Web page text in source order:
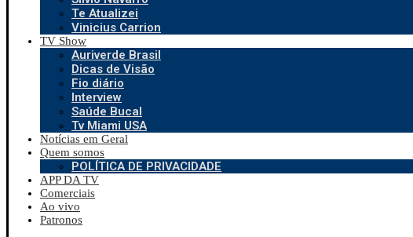
Te Atualizei
Vinicius Carrion
TV Show
Auriverde Brasil
Dicas de Visão
Fio diário
Interview
Saúde Bucal
Tv Miami USA
Notícias em Geral
Quem somos
POLÍTICA DE PRIVACIDADE
APP DA TV
Comerciais
Ao vivo
Patronos